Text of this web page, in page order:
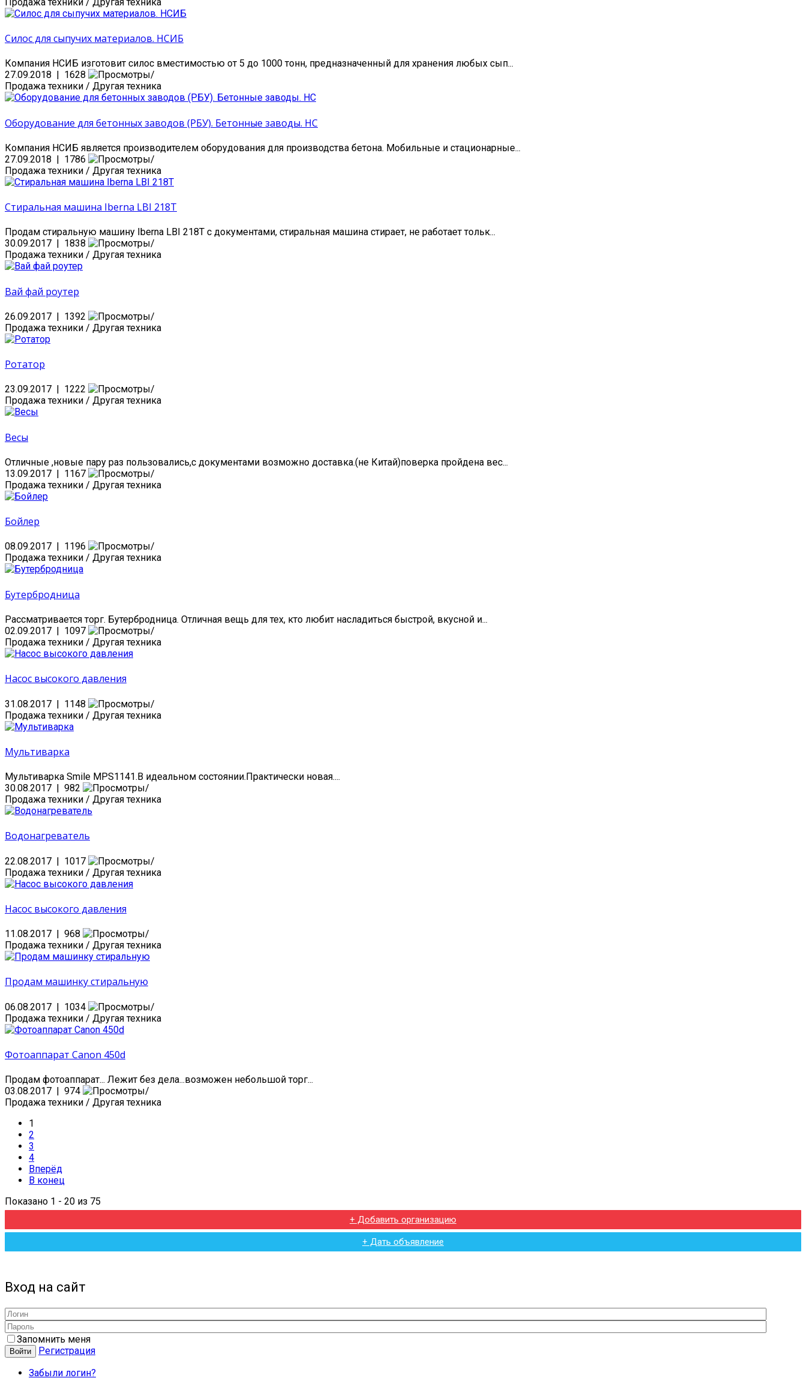
Силос для сыпучих материалов. НСИБ
Компания НСИБ изготовит силос вместимостью от 5 до 1000 тонн, предназначенный для хранения любых сып...
27.09.2018 | 1628
Продажа техники / Другая техника
Оборудование для бетонных заводов (РБУ). Бетонные заводы. НС
Компания НСИБ является производителем оборудования для производства бетона. Мобильные и стационарные...
27.09.2018 | 1786
Продажа техники / Другая техника
Стиральная машина Iberna LBI 218T
Продам стиральную машину Iberna LBI 218T с документами, стиральная машина стирает, не работает тольк...
30.09.2017 | 1838
Продажа техники / Другая техника
Вай фай роутер
26.09.2017 | 1392
Продажа техники / Другая техника
Ротатор
23.09.2017 | 1222
Продажа техники / Другая техника
Весы
Отличные ,новые пару раз пользовались,с документами возможно доставка.(не Китай)поверка пройдена вес...
13.09.2017 | 1167
Продажа техники / Другая техника
Бойлер
08.09.2017 | 1196
Продажа техники / Другая техника
Бутербродница
Рассматривается торг. Бутербродница. Отличная вещь для тех, кто любит насладиться быстрой, вкусной и...
02.09.2017 | 1097
Продажа техники / Другая техника
Насос высокого давления
31.08.2017 | 1148
Продажа техники / Другая техника
Мультиварка
Мультиварка Smile MPS1141.В идеальном состоянии.Практически новая....
30.08.2017 | 982
Продажа техники / Другая техника
Водонагреватель
22.08.2017 | 1017
Продажа техники / Другая техника
Насос высокого давления
11.08.2017 | 968
Продажа техники / Другая техника
Продам машинку стиральную
06.08.2017 | 1034
Продажа техники / Другая техника
Фотоаппарат Canon 450d
Продам фотоаппарат... Лежит без дела...возможен небольшой торг...
03.08.2017 | 974
Продажа техники / Другая техника
1
2
3
4
Вперёд
В конец
Показано 1 - 20 из 75
+ Добавить организацию
+ Дать объявление
Вход на сайт
Запомнить меня
Войти
Регистрация
Забыли логин?